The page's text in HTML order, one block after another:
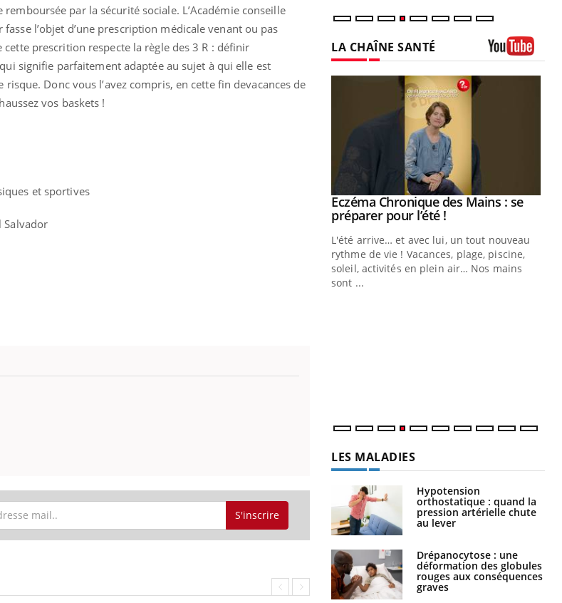
par la sécurité sociale. L’Académie conseille
l’objet d’une prescription médicale venant ou pas
prescrition respecte la règle des 3 R : définir
signifie parfaitement adaptée au sujet à qui elle est
Donc vous l’avez compris, en cette fin devacances de
vos baskets !
et sportives
Salvador
S'inscrire
LA CHAÎNE SANTÉ
pour Youtube
Eczéma Chronique des Mains : se
préparer pour l’été !Youtube
L'été arrive… et avec lui, un tout nouveau
rythme de vie ! Vacances, plage, piscine,
soleil, activités en plein air… Nos mains
sont ...
LES MALADIES
Hypotension
orthostatique : quand la
pression artérielle chute
au lever
Drépanocytose : une
déformation des globules
rouges aux conséquences
graves